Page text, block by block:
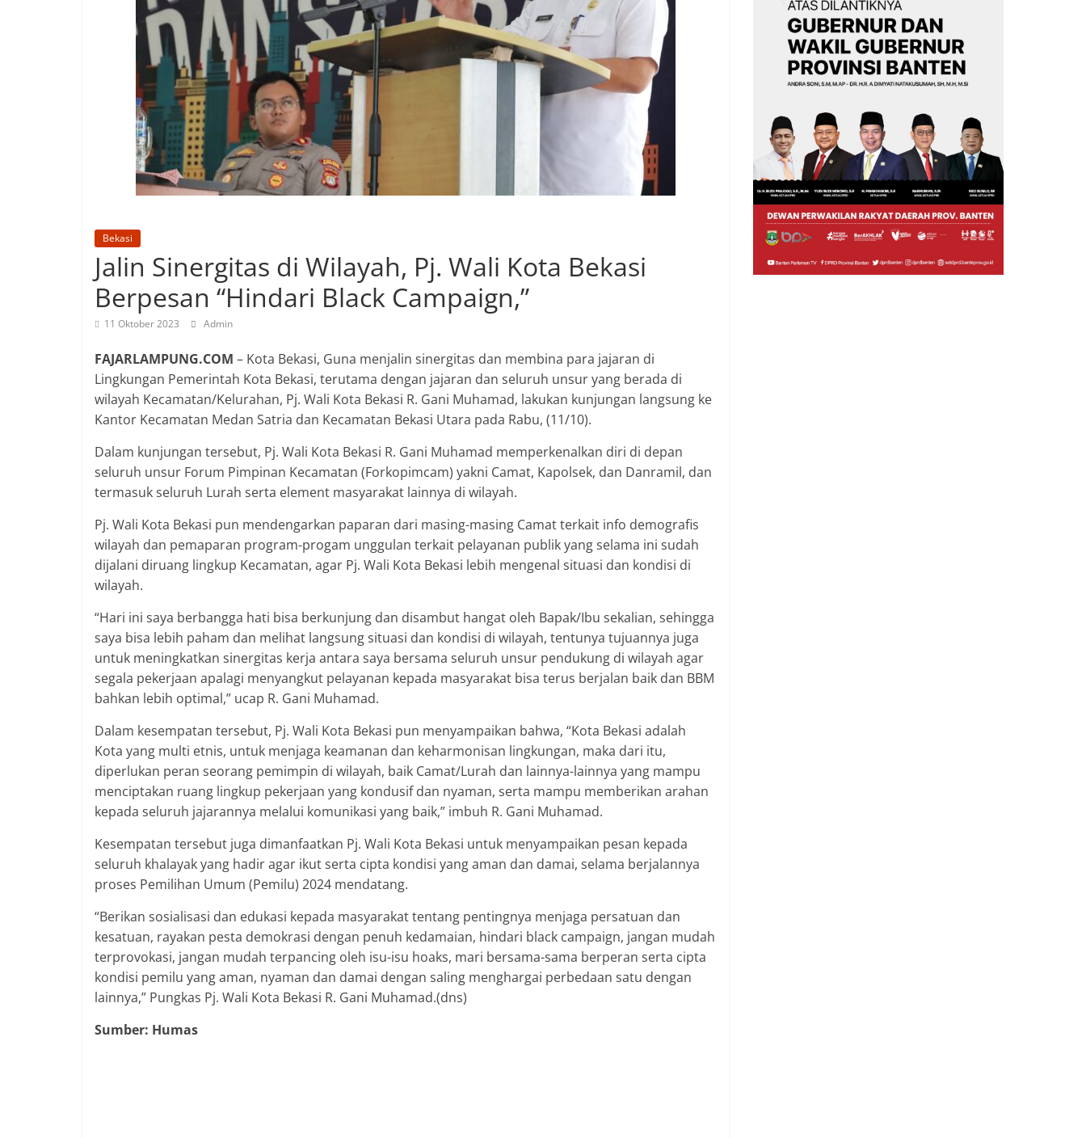
Bekasi
Jalin Sinergitas di Wilayah, Pj. Wali Kota Bekasi
Berpesan “Hindari Black Campaign,”
11 Oktober 2023 Admin
FAJARLAMPUNG.COM – Kota Bekasi, Guna menjalin sinergitas dan membina para jajaran di
Lingkungan Pemerintah Kota Bekasi, terutama dengan jajaran dan seluruh unsur yang berada di
wilayah Kecamatan/Kelurahan, Pj. Wali Kota Bekasi R. Gani Muhamad, lakukan kunjungan langsung ke
Kantor Kecamatan Medan Satria dan Kecamatan Bekasi Utara pada Rabu, (11/10).
Dalam kunjungan tersebut, Pj. Wali Kota Bekasi R. Gani Muhamad memperkenalkan diri di depan
seluruh unsur Forum Pimpinan Kecamatan (Forkopimcam) yakni Camat, Kapolsek, dan Danramil, dan
termasuk seluruh Lurah serta element masyarakat lainnya di wilayah.
Pj. Wali Kota Bekasi pun mendengarkan paparan dari masing-masing Camat terkait info demografis
wilayah dan pemaparan program-progam unggulan terkait pelayanan publik yang selama ini sudah
dijalani diruang lingkup Kecamatan, agar Pj. Wali Kota Bekasi lebih mengenal situasi dan kondisi di
wilayah.
“Hari ini saya berbangga hati bisa berkunjung dan disambut hangat oleh Bapak/Ibu sekalian, sehingga
saya bisa lebih paham dan melihat langsung situasi dan kondisi di wilayah, tentunya tujuannya juga
untuk meningkatkan sinergitas kerja antara saya bersama seluruh unsur pendukung di wilayah agar
segala pekerjaan apalagi menyangkut pelayanan kepada masyarakat bisa terus berjalan baik dan BBM
bahkan lebih optimal,” ucap R. Gani Muhamad.
Dalam kesempatan tersebut, Pj. Wali Kota Bekasi pun menyampaikan bahwa, “Kota Bekasi adalah
Kota yang multi etnis, untuk menjaga keamanan dan keharmonisan lingkungan, maka dari itu,
diperlukan peran seorang pemimpin di wilayah, baik Camat/Lurah dan lainnya-lainnya yang mampu
menciptakan ruang lingkup pekerjaan yang kondusif dan nyaman, serta mampu memberikan arahan
kepada seluruh jajarannya melalui komunikasi yang baik,” imbuh R. Gani Muhamad.
Kesempatan tersebut juga dimanfaatkan Pj. Wali Kota Bekasi untuk menyampaikan pesan kepada
seluruh khalayak yang hadir agar ikut serta cipta kondisi yang aman dan damai, selama berjalannya
proses Pemilihan Umum (Pemilu) 2024 mendatang.
“Berikan sosialisasi dan edukasi kepada masyarakat tentang pentingnya menjaga persatuan dan
kesatuan, rayakan pesta demokrasi dengan penuh kedamaian, hindari black campaign, jangan mudah
terprovokasi, jangan mudah terpancing oleh isu-isu hoaks, mari bersama-sama berperan serta cipta
kondisi pemilu yang aman, nyaman dan damai dengan saling menghargai perbedaan satu dengan
lainnya,” Pungkas Pj. Wali Kota Bekasi R. Gani Muhamad.(dns)
Sumber: Humas